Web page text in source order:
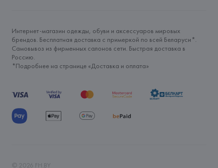
Интернет-магазин одежды, обуви и аксессуаров мировых
брендов. Бесплатная доставка с примеркой по всей Беларуси*.
Самовывоз из фирменных салонов сети. Быстрая доставка в
Россию.
*Подробнее на странице «Доставка и оплата»
© 2026 FH.BY